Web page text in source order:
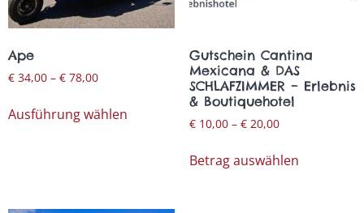
Ape
€ 34,00 – € 78,00
Ausführung wählen
Gutschein Cantina
Mexicana & DAS
SCHLAFZIMMER – Erlebnis
& Boutiquehotel
€10,00 – €20,00
Betrag auswählen